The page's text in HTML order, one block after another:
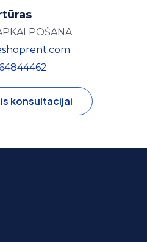
konsultacijai